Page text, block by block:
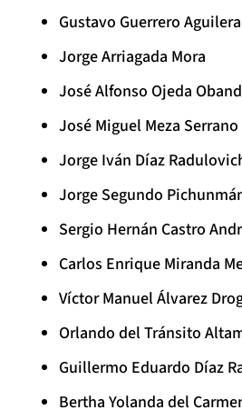
Gustavo Guerrero Aguilera
Jorge Arriagada Mora
José Alfonso Ojeda
José Miguel Meza Serrano
Jorge Iván Díaz
Jorge Segundo
Sergio Hernán Castro
Carlos Enrique Miranda
Víctor Manuel Álvarez
Orlando del Tránsito
Guillermo Eduardo Díaz
Bertha Yolanda del